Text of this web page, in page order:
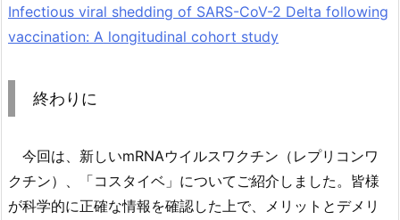
Infectious viral shedding of SARS-CoV-2 Delta following
vaccination: A longitudinal cohort study
終わりに
今回は、新しいmRNAウイルスワクチン（レプリコンワ
クチン）、「コスタイベ」についてご紹介しました。皆様
が科学的に正確な情報を確認した上で、メリットとデメリ